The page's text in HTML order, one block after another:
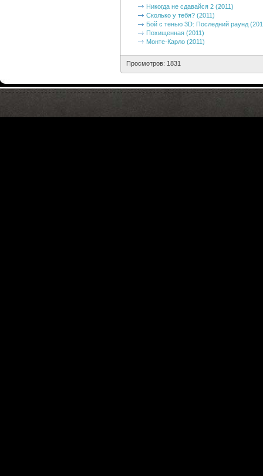
Никогда не сдавайся 2 (2011)
Сколько у тебя? (2011)
Бой с тенью 3D: Последний раунд
Похищенная (2011)
Монте-Карло (2011)
Просмотров: 1831